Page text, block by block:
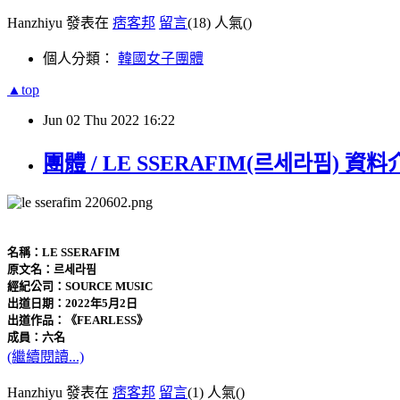
Hanzhiyu 發表在 痞客邦 留言(18) 人氣()
個人分類： 韓國女子團體
▲top
Jun 02 Thu 2022 16:22
團體 / LE SSERAFIM(르세라핌) 資料
名稱：LE SSERAFIM
原文名：르세라핌
經紀公司：SOURCE MUSIC
出道日期：2022年5月2日
出道作品：《FEARLESS》
成員：六名
(繼續閱讀...)
Hanzhiyu 發表在 痞客邦 留言(1) 人氣()